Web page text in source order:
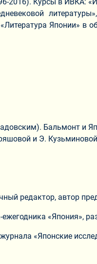
Японии»
Бальмонт и
и Э.
редактор, автор
«Япония»,
«Японские